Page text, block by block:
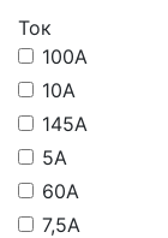
Ток
100А
10А
145А
5А
60А
7,5А